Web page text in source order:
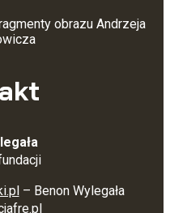
obrazu Andrzeja
– Benon Wylegała